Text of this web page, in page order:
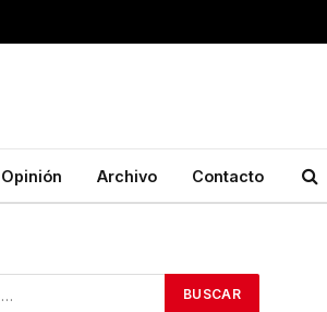
Opinión Archivo Contacto